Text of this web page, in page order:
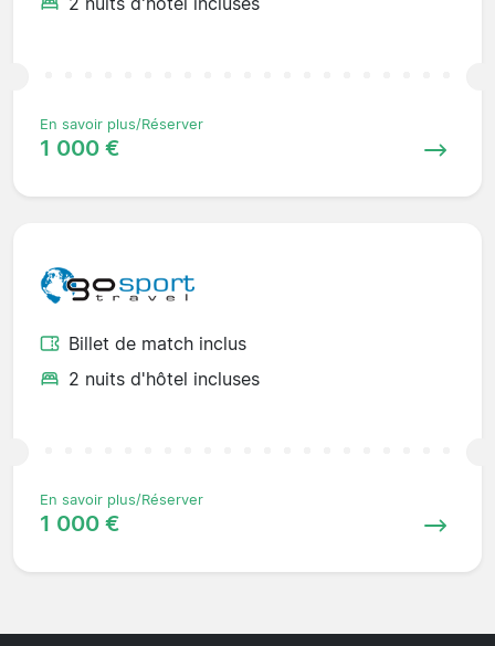
En savoir plus/Réserver
1 000 €
Billet de match inclus
2 nuits d'hôtel incluses
En savoir plus/Réserver
1 000 €